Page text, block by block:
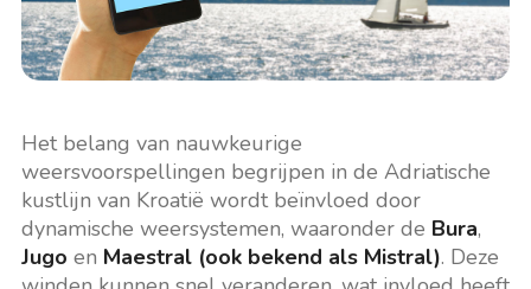
Het belang van nauwkeurige
weersvoorspellingen begrijpen in de Adriatische
kustlijn van Kroatië wordt beïnvloed door
dynamische weersystemen, waaronder de Bura,
Jugo en Maestral (ook bekend als Mistral). Deze